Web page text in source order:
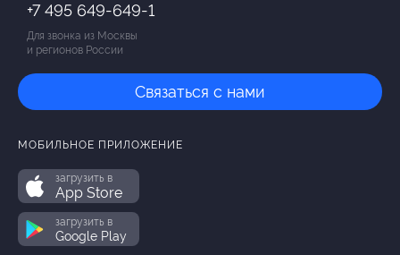
+7 495 649-649-1
Для звонка из Москвы
и регионов России
Связаться с нами
МОБИЛЬНОЕ ПРИЛОЖЕНИЕ
загрузить в
App Store
загрузить в
Google Play